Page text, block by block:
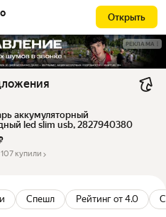
Открыть
РЕКЛАМА
аккумуляторный
led slim usb, 2827940380
107 купили
Спешл Рейтинг от 4.0